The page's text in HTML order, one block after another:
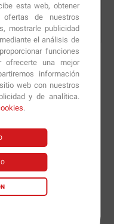
esta web, obtener
de nuestros
mostrarle publicidad
el análisis de
funciones
ofrecerte una mejor
información
web con nuestros
y de analítica.
.